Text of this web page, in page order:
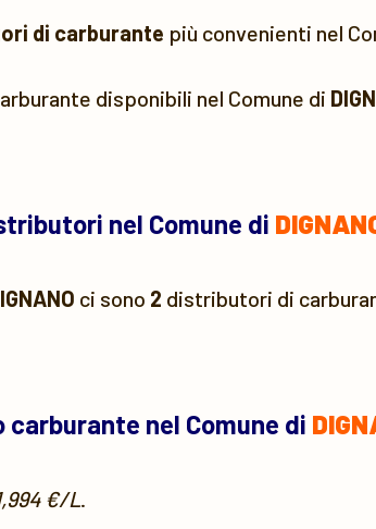
di carburante più convenienti nel
disponibili nel Comune di
nel Comune di
ci sono 2 distributori di
carburante nel Comune di
€/L.